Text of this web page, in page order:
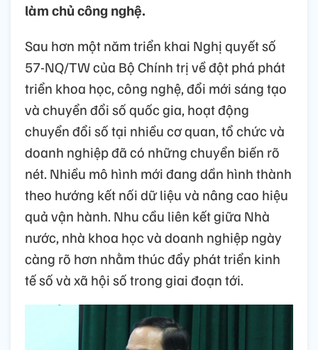
làm chủ công nghệ.
Sau hơn một năm triển khai Nghị quyết số
57-NQ/TW của Bộ Chính trị về đột phá phát
triển khoa học, công nghệ, đổi mới sáng tạo
và chuyển đổi số quốc gia, hoạt động
chuyển đổi số tại nhiều cơ quan, tổ chức và
doanh nghiệp đã có những chuyển biến rõ
nét. Nhiều mô hình mới đang dần hình thành
theo hướng kết nối dữ liệu và nâng cao hiệu
quả vận hành. Nhu cầu liên kết giữa Nhà
nước, nhà khoa học và doanh nghiệp ngày
càng rõ hơn nhằm thúc đẩy phát triển kinh
tế số và xã hội số trong giai đoạn tới.